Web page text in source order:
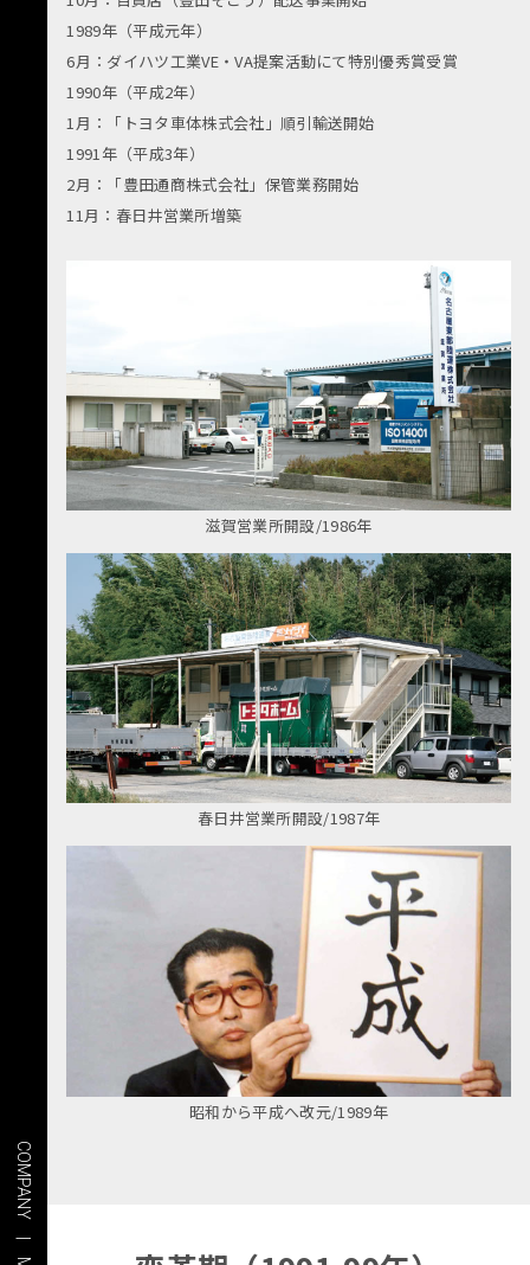
1989年（平成元年）
6月：ダイハツ工業VE・VA提案活動にて特別優秀賞受賞
1990年（平成2年）
1月：「トヨタ車体株式会社」順引輸送開始
1991年（平成3年）
2月：「豊田通商株式会社」保管業務開始
11月：春日井営業所増築
滋賀営業所開設/1986年
春日井営業所開設/1987年
昭和から平成へ改元/1989年